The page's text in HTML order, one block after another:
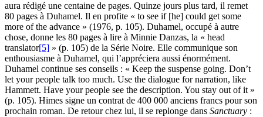
aura rédigé une centaine de pages. Quinze jours plus tard, il remet
80 pages à Duhamel. Il en profite « to see if [he] could get some
more of the advance » (1976, p. 105). Duhamel, occupé à autre
chose, donne les 80 pages à lire à Minnie Danzas, la « head
translator[5] » (p. 105) de la Série Noire. Elle communique son
enthousiasme à Duhamel, qui l’appréciera aussi énormément.
Duhamel continue ses conseils : « Keep the suspense going. Don’t
let your people talk too much. Use the dialogue for narration, like
Hammett. Have your people see the description. You stay out of it »
(p. 105). Himes signe un contrat de 400 000 anciens francs pour son
prochain roman. De retour chez lui, il se replonge dans Sanctuary :